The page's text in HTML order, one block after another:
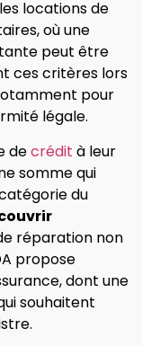
locations de
où une
peut être
ces critères lors
pour
légale.
decrédit à leur
somme qui
du
réparation non
propose
dont une
souhaitent